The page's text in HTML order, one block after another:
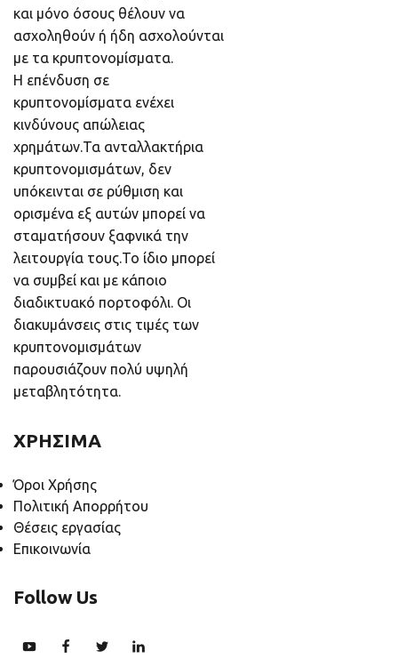
και μόνο όσους θέλουν να
ασχοληθούν ή ήδη ασχολούνται
με τα κρυπτονομίσματα.
Η επένδυση σε
κρυπτονομίσματα ενέχει
κινδύνους απώλειας
χρημάτων.Τα ανταλλακτήρια
κρυπτονομισμάτων, δεν
υπόκεινται σε ρύθμιση και
ορισμένα εξ αυτών μπορεί να
σταματήσουν ξαφνικά την
λειτουργία τους.Το ίδιο μπορεί
να συμβεί και με κάποιο
διαδικτυακό πορτοφόλι. Οι
διακυμάνσεις στις τιμές των
κρυπτονομισμάτων
παρουσιάζουν πολύ υψηλή
μεταβλητότητα.
ΧΡΗΣΙΜΑ
Όροι Χρήσης
Πολιτική Απορρήτου
Θέσεις εργασίας
Επικοινωνία
Follow Us